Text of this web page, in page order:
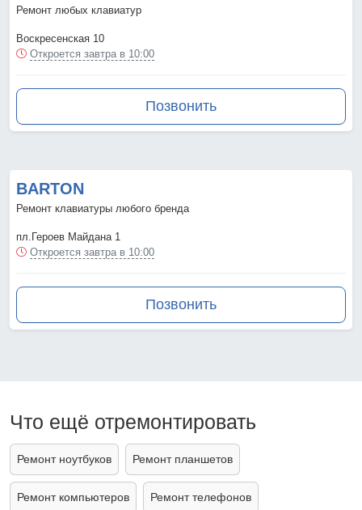
Ремонт любых клавиатур
Воскресенская 10
Откроется завтра в 10:00
Позвонить
BARTON
Ремонт клавиатуры любого бренда
пл.Героев Майдана 1
Откроется завтра в 10:00
Позвонить
Что ещё отремонтировать
Ремонт ноутбуков Ремонт планшетов
Ремонт компьютеров Ремонт телефонов